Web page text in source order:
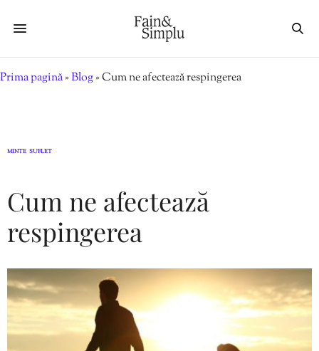
Prima pagină»Blog»Cum ne afectează respingerea
MINTE SUFLET
Cum ne afectează
respingerea